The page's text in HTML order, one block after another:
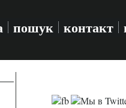
пошук контакт